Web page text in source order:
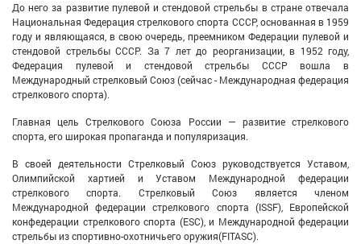
До него за развитие пулевой и стендовой стрельбы в стране отвечала
Национальная Федерация стрелкового спорта СССР, основанная в 1959
году и являющаяся, в свою очередь, преемником Федерации пулевой и
стендовой стрельбы СССР. За 7 лет до реорганизации, в 1952 году,
Федерация пулевой и стендовой стрельбы СССР вошла в
Международный стрелковый Союз (сейчас - Международная федерация
стрелкового спорта).
Главная цель Стрелкового Союза России — развитие стрелкового
спорта, его широкая пропаганда и популяризация.
В своей деятельности Стрелковый Союз руководствуется Уставом,
Олимпийской хартией и Уставом Международной федерации
стрелкового спорта. Стрелковый Союз является членом
Международной федерации стрелкового спорта (ISSF), Европейской
конфедерации стрелкового спорта (ESC), и Международной федерации
стрельбы из спортивно-охотничьего оружия(FITASC).